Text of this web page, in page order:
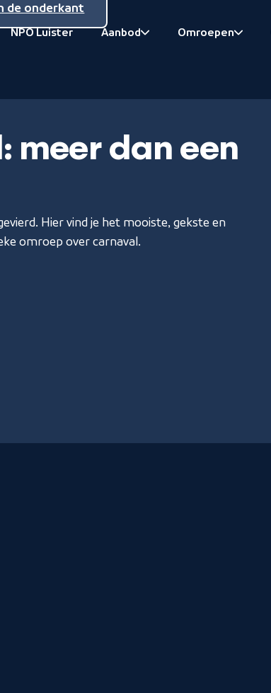
de onderkant
NPO Luister
Aanbod
Omroepen
meer dan een
Hier vind je het mooiste, gekste en
omroep over carnaval.